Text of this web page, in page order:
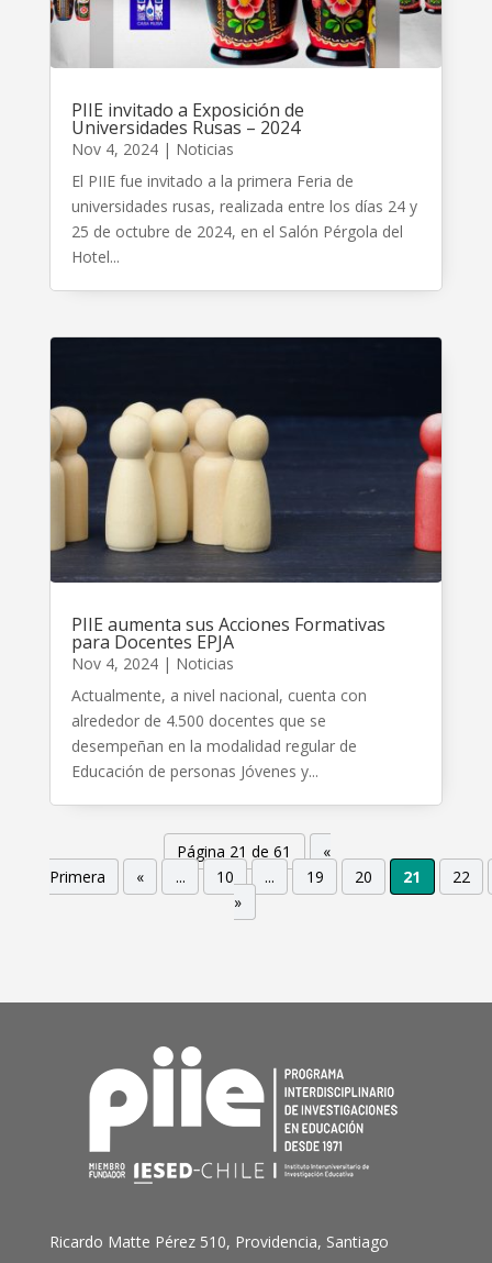
PIIE invitado a Exposición de
Universidades Rusas – 2024
Nov 4, 2024| Noticias
El PIIE fue invitado a la primera Feria de
universidades rusas, realizada entre los días 24 y
25 de octubre de 2024, en el Salón Pérgola del
Hotel...
PIIE aumenta sus Acciones Formativas
para Docentes EPJA
Nov 4, 2024| Noticias
Actualmente, a nivel nacional, cuenta con
alrededor de 4.500 docentes que se
desempeñan en la modalidad regular de
Educación de personas Jóvenes y...
Página 21 de 61
«
Primera
« ... 10 ... 19 20 21
22
»
Ricardo Matte Pérez 510, Providencia, Santiago